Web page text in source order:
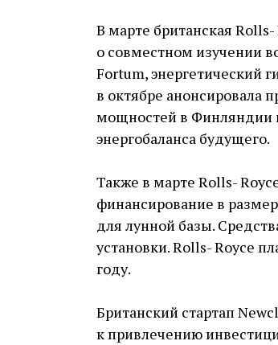
В марте британская
о совместном изучении
Fortum, энергетический
в октябре анонсировала
мощностей в Финляндии
энергобаланса будущего.
Также в марте Rolls-
финансирование в
для лунной базы.
установки. Rolls- Royce
году.
Британский стартап
к привлечению